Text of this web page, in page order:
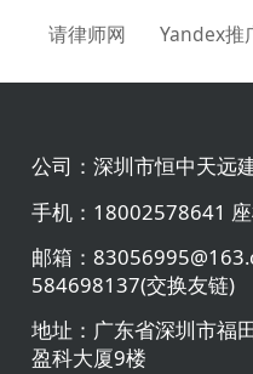
请律师网 Yandex推
公司：深圳市恒中天远
手机： 18002578641
邮箱：
584698137(交换友链)
地址： 广东省深圳市福
盈科大厦9楼